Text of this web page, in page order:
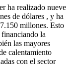
ha realizado nueve
de dólares , y ha
millones. Esto
financiando la
las mayores
calentamiento
con el sector